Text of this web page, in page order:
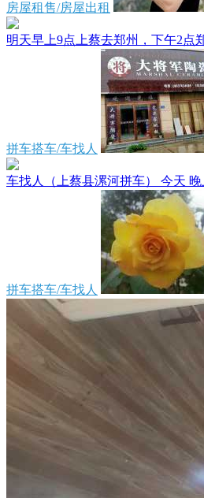
房屋租售/房屋出租
明天早上9点上蔡去郑州，下午2点
拼车搭车/车找人
车找人（上蔡县漯河拼车） 今天
拼车搭车/车找人